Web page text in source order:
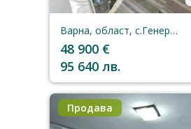
Варна, област, с.Генерал-Киселово
48 900 €
95 640 лв.
Продава